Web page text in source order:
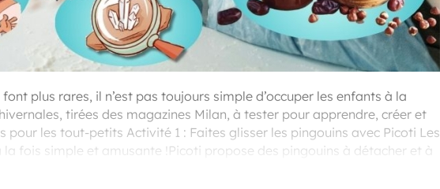
plus rares, il n’est pas toujours simple d’occuper les enfants à la
tirées des magazines Milan, à tester pour apprendre, créer et
pour les tout-petits Activité 1 : Faites glisser les pingouins avec Picoti Les
fois simple et amusante !Picoti propose des pingouins à détacher et à